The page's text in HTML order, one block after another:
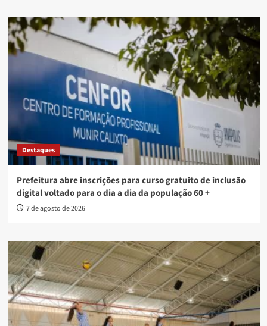
Destaques
Prefeitura abre inscrições para curso gratuito de inclusão
digital voltado para o dia a dia da população 60 +
7 de agosto de 2026